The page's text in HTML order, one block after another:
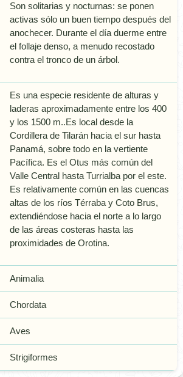
Son solitarias y nocturnas: se ponen
activas sólo un buen tiempo después del
anochecer. Durante el día duerme entre
el follaje denso, a menudo recostado
contra el tronco de un árbol.
Es una especie residente de alturas y
laderas aproximadamente entre los 400
y los 1500 m..Es local desde la
Cordillera de Tilarán hacia el sur hasta
Panamá, sobre todo en la vertiente
Pacífica. Es el Otus más común del
Valle Central hasta Turrialba por el este.
Es relativamente común en las cuencas
altas de los ríos Térraba y Coto Brus,
extendiéndose hacia el norte a lo largo
de las áreas costeras hasta las
proximidades de Orotina.
Animalia
Chordata
Aves
Strigiformes